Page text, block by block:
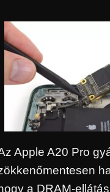
Apple A20 Pro
a DRAM-